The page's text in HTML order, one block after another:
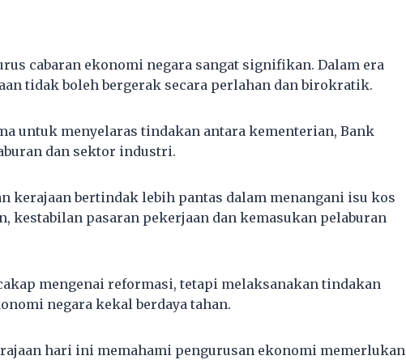
cabaran ekonomi negara sangat signifikan. Dalam era
tidak boleh bergerak secara perlahan dan birokratik.
untuk menyelaras tindakan antara kementerian, Bank
dan sektor industri.
kerajaan bertindak lebih pantas dalam menangani isu kos
kestabilan pasaran pekerjaan dan kemasukan pelaburan
mengenai reformasi, tetapi melaksanakan tindakan
negara kekal berdaya tahan.
hari ini memahami pengurusan ekonomi memerlukan